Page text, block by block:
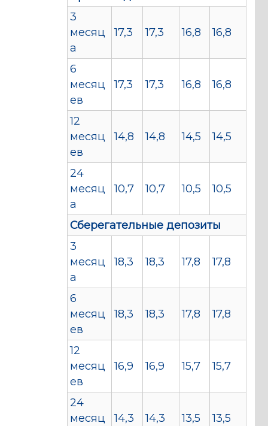
3
месяц
а
17,3 17,3 16,8 16,8
6
месяц
ев
17,3 17,3 16,8 16,8
12
месяц
ев
14,8 14,8 14,5 14,5
24
месяц
а
10,7 10,7 10,5 10,5
Сберегательные депозиты
3
месяц
а
18,3 18,3 17,8 17,8
6
месяц
ев
18,3 18,3 17,8 17,8
12
месяц
ев
16,9 16,9 15,7 15,7
24
месяц
14,3 14,3 13,5 13,5